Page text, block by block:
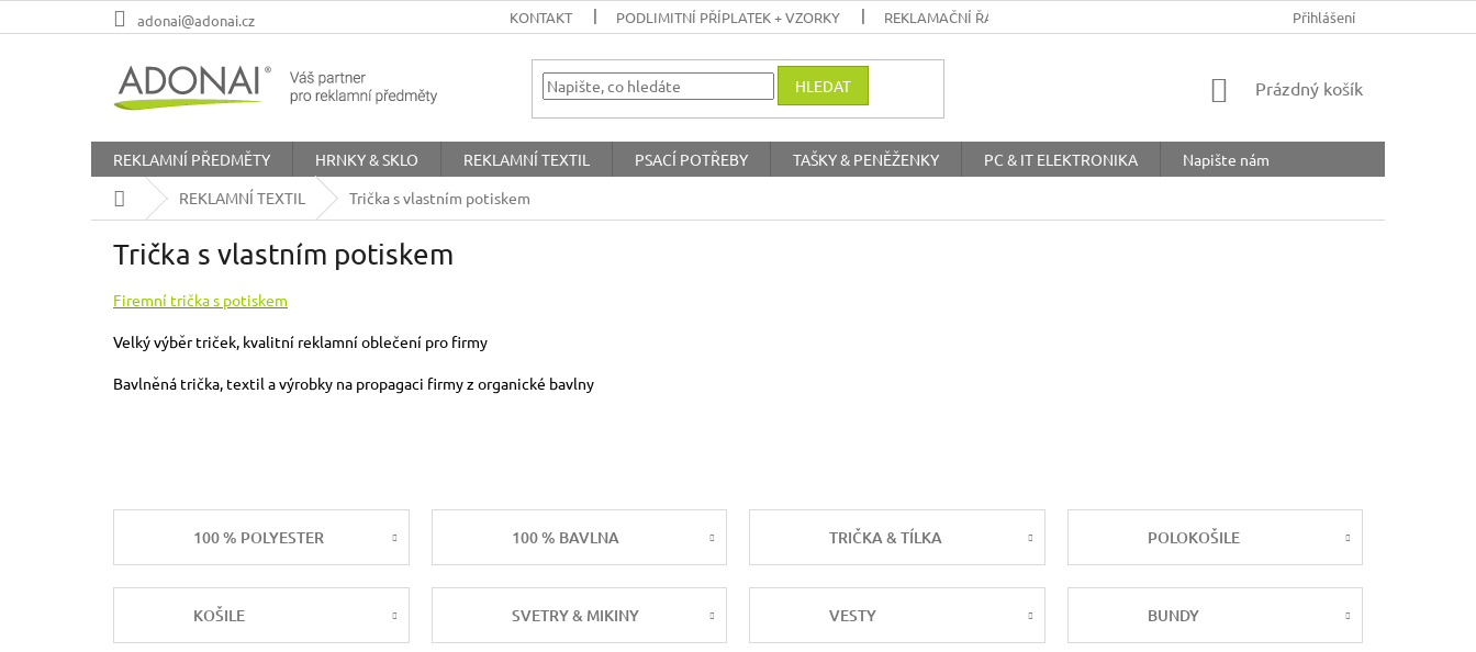
na
adonai@adonai.cz KONTAKT PODLIMITNÍ PŘÍPLATEK + VZORKY REKLAMAČNÍ ŘÁD COOKIES OCHRANA
Přihlášení
HLEDAT
NÁKUPNÍ
Prázdný košík
REKLAMNÍ PŘEDMĚTY HRNKY & SKLO REKLAMNÍ TEXTIL PSACÍ POTŘEBY TAŠKY & PENĚŽENKY PC & IT ELEKTRONIKA
Napište nám
Domů
REKLAMNÍ TEXTIL Trička s vlastním potiskem
Trička s vlastním potiskem
Firemní trička s potiskem
Velký výběr triček, kvalitní reklamní oblečení pro firmy
Bavlněná trička, textil a výrobky na propagaci firmy z organické bavlny
100 % POLYESTER 100 % BAVLNA TRIČKA & TÍLKA POLOKOŠILE
KOŠILE SVETRY & MIKINY VESTY BUNDY